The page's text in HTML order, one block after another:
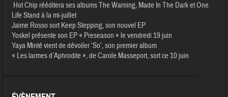
Hot Chip rééditera ses albums The Warning, Made In The Dark et One
Life Stand à la mi-juillet
Jaime Rosso sort Keep Stepping, son nouvel EP
Yoskel présente son EP « Preseason » le vendredi 19 juin
Yaya Minté vient de dévoiler ‘So’, son premier album
« Les larmes d’Aphrodite », de Carole Masseport, sort ce 10 juin